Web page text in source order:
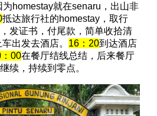
为homestay就在senaru，出山非
抵达旅行社的homestay，取行
发证书，付尾款，简单收拾清
出发去酒店。 16：20到达酒店
00在餐厅结线总结，后来餐厅
续，持续到零点。